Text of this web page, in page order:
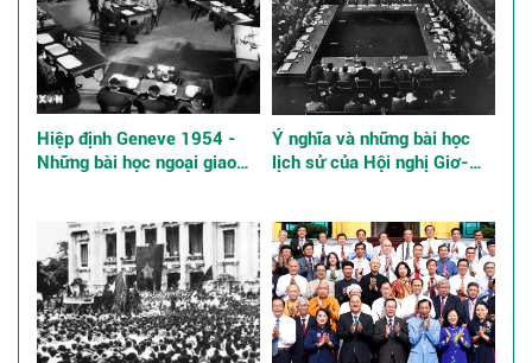
Hiệp định Geneve 1954 -
Những bài học ngoại giao
Ý nghĩa và những bài học
lịch sử của Hội nghị Giơ-